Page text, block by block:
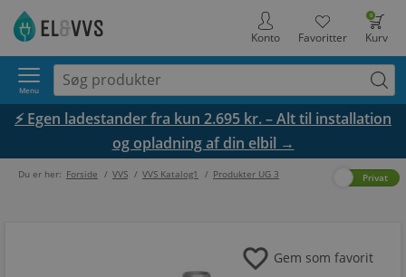
0
Kurv
Favoritter
Konto
Menu
⚡ Egen ladestander fra kun 2.695 kr. – Alt til installation
og opladning af din elbil →
Du er her: Forside / VVS / VVS Katalog1 / Produkter UG 3 Privat
favorite Gem som favorit